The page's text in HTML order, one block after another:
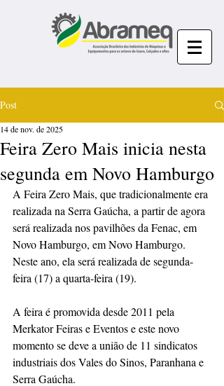
Post
Feira Zero Mais inicia nesta
segunda em Novo Hamburgo
14 de nov. de 2025
A Feira Zero Mais, que tradicionalmente era
realizada na Serra Gaúcha, a partir de agora
será realizada nos pavilhões da Fenac, em
Novo Hamburgo, em Novo Hamburgo.
Neste ano, ela será realizada de segunda-
feira (17) a quarta-feira (19).
A feira é promovida desde 2011 pela
Merkator Feiras e Eventos e este novo
momento se deve a união de 11 sindicatos
industriais dos Vales do Sinos, Paranhana e
Serra Gaúcha.